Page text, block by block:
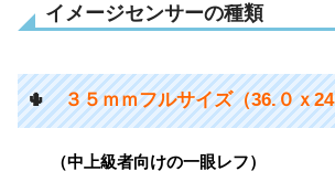
イメージセンサーの種類
🌵３５ｍｍフルサイズ（36.０ｘ
（中上級者向けの一眼レフ）